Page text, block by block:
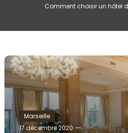
Comment choisir un hôtel
Marseille
17 décembre 2020
admin